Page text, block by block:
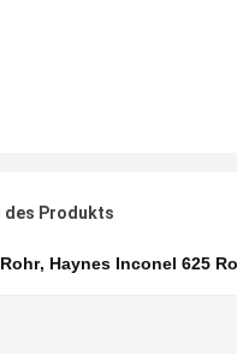
des Produkts
, Haynes Inconel 625